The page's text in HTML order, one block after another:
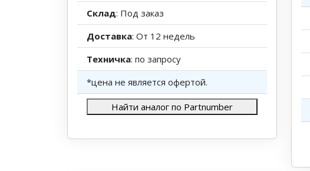
Склад: Под заказ
Доставка: От 12 недель
Техничка: по запросу
*цена не является офертой.
Найти аналог по Partnumber